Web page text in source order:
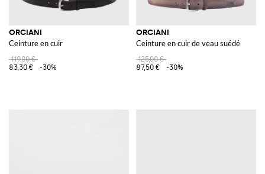
ORCIANI
Ceinture en cuir
119,00 €
83,30 €
-30%
ORCIANI
Ceinture en cuir de veau suédé
125,00 €
87,50 €
-30%